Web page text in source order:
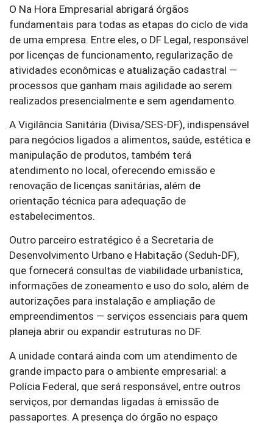
O Na Hora Empresarial abrigará órgãos
fundamentais para todas as etapas do ciclo de vida
de uma empresa. Entre eles, o DF Legal, responsável
por licenças de funcionamento, regularização de
atividades econômicas e atualização cadastral —
processos que ganham mais agilidade ao serem
realizados presencialmente e sem agendamento.
A Vigilância Sanitária (Divisa/SES-DF), indispensável
para negócios ligados a alimentos, saúde, estética e
manipulação de produtos, também terá
atendimento no local, oferecendo emissão e
renovação de licenças sanitárias, além de
orientação técnica para adequação de
estabelecimentos.
Outro parceiro estratégico é a Secretaria de
Desenvolvimento Urbano e Habitação (Seduh-DF),
que fornecerá consultas de viabilidade urbanística,
informações de zoneamento e uso do solo, além de
autorizações para instalação e ampliação de
empreendimentos — serviços essenciais para quem
planeja abrir ou expandir estruturas no DF.
A unidade contará ainda com um atendimento de
grande impacto para o ambiente empresarial: a
Polícia Federal, que será responsável, entre outros
serviços, por demandas ligadas à emissão de
passaportes. A presença do órgão no espaço